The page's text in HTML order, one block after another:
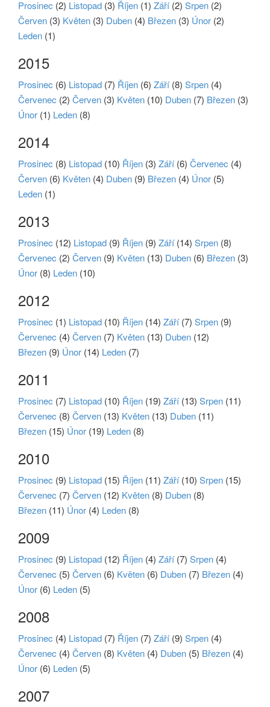
Prosinec (2) Listopad (3) Říjen (1) Září(2) Srpen (2)
Červen (3) Květen (3) Duben (4) Březen (3) Únor (2)
Leden (1)
2015
Prosinec (6) Listopad (7) Říjen (6) Září(8) Srpen (4)
Červenec (2) Červen (3) Květen (10) Duben (7) Březen (3)
Únor (1) Leden (8)
2014
Prosinec (8) Listopad (10) Říjen (3) Září(6) Červenec (4)
Červen (6) Květen (4) Duben (9) Březen (4) Únor (5)
Leden (1)
2013
Prosinec (12) Listopad (9) Říjen (9) Září(14) Srpen (8)
Červenec (2) Červen (9) Květen (13) Duben (6) Březen (3)
Únor (8) Leden (10)
2012
Prosinec (1) Listopad (10) Říjen (14) Září(7) Srpen (9)
Červenec (4) Červen (7) Květen (13) Duben (12)
Březen (9) Únor (14) Leden (7)
2011
Prosinec (7) Listopad (10) Říjen (19) Září(13) Srpen (11)
Červenec (8) Červen (13) Květen (13) Duben (11)
Březen (15) Únor (19) Leden (8)
2010
Prosinec (9) Listopad (15) Říjen (11) Září(10) Srpen (15)
Červenec (7) Červen (12) Květen (8) Duben (8)
Březen (11) Únor (4) Leden (8)
2009
Prosinec (9) Listopad (12) Říjen (4) Září(7) Srpen (4)
Červenec (5) Červen (6) Květen (6) Duben (7) Březen (4)
Únor (6) Leden (5)
2008
Prosinec (4) Listopad (7) Říjen (7) Září(9) Srpen (4)
Červenec (4) Červen (8) Květen (4) Duben (5) Březen (4)
Únor (6) Leden (5)
2007